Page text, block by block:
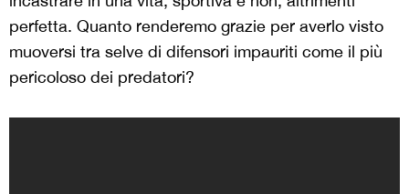
perfetta. Quanto renderemo grazie per averlo visto
muoversi tra selve di difensori impauriti come il più
pericoloso dei predatori?